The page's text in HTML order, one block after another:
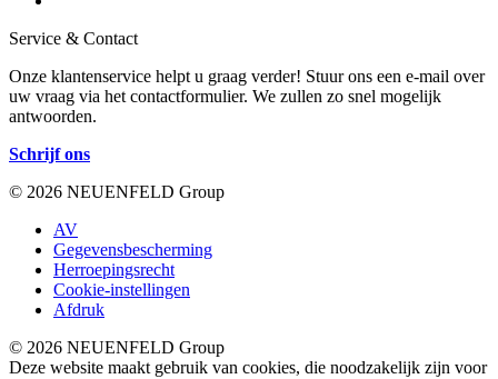
Service & Contact
Onze klantenservice helpt u graag verder! Stuur ons een e-mail over
uw vraag via het contactformulier. We zullen zo snel mogelijk
antwoorden.
Schrijf ons
© 2026 NEUENFELD Group
AV
Gegevensbescherming
Herroepingsrecht
Cookie-instellingen
Afdruk
© 2026 NEUENFELD Group
Deze website maakt gebruik van cookies, die noodzakelijk zijn voor